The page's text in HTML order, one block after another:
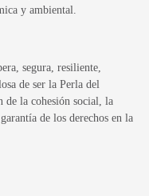
y ambiental.
segura, resiliente,
de ser la Perla del
la cohesión social, la
de los derechos en la